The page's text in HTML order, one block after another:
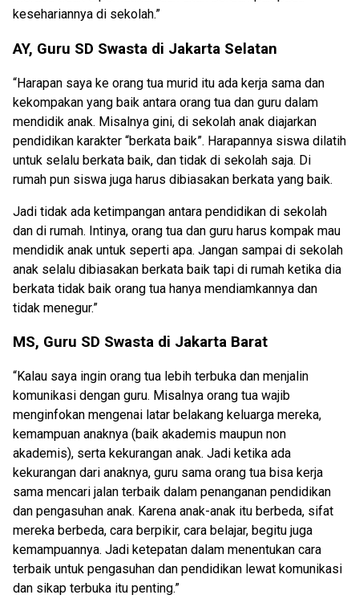
kesehariannya di sekolah.”
AY, Guru SD Swasta di Jakarta Selatan
“Harapan saya ke orang tua murid itu ada kerja sama dan
kekompakan yang baik antara orang tua dan guru dalam
mendidik anak. Misalnya gini, di sekolah anak diajarkan
pendidikan karakter “berkata baik”. Harapannya siswa dilatih
untuk selalu berkata baik, dan tidak di sekolah saja. Di
rumah pun siswa juga harus dibiasakan berkata yang baik.
Jadi tidak ada ketimpangan antara pendidikan di sekolah
dan di rumah. Intinya, orang tua dan guru harus kompak mau
mendidik anak untuk seperti apa. Jangan sampai di sekolah
anak selalu dibiasakan berkata baik tapi di rumah ketika dia
berkata tidak baik orang tua hanya mendiamkannya dan
tidak menegur.”
MS, Guru SD Swasta di Jakarta Barat
“Kalau saya ingin orang tua lebih terbuka dan menjalin
komunikasi dengan guru. Misalnya orang tua wajib
menginfokan mengenai latar belakang keluarga mereka,
kemampuan anaknya (baik akademis maupun non
akademis), serta kekurangan anak. Jadi ketika ada
kekurangan dari anaknya, guru sama orang tua bisa kerja
sama mencari jalan terbaik dalam penanganan pendidikan
dan pengasuhan anak. Karena anak-anak itu berbeda, sifat
mereka berbeda, cara berpikir, cara belajar, begitu juga
kemampuannya. Jadi ketepatan dalam menentukan cara
terbaik untuk pengasuhan dan pendidikan lewat komunikasi
dan sikap terbuka itu penting.”